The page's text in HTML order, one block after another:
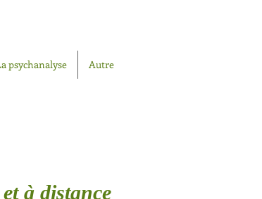
psychanalyse Autre
à distance